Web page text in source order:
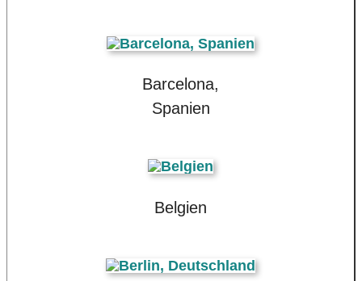
Barcelona,
Spanien
Belgien